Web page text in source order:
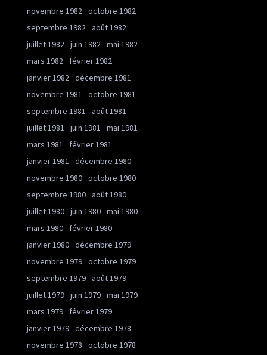
novembre 1982 octobre 1982
septembre 1982 août 1982
juillet 1982 juin 1982 mai 1982
mars 1982
février 1982
janvier 1982 décembre 1981
novembre 1981
octobre 1981
septembre 1981
août 1981
juillet 1981
juin 1981
mai 1981
mars 1981
février 1981
janvier 1981
décembre 1980
novembre 1980 octobre 1980
septembre 1980 août 1980
juillet 1980 juin 1980 mai 1980
mars 1980
février 1980
janvier 1980 décembre 1979
novembre 1979 octobre 1979
septembre 1979 août 1979
juillet 1979 juin 1979 mai 1979
mars 1979
février 1979
janvier 1979 décembre 1978
novembre 1978
octobre 1978